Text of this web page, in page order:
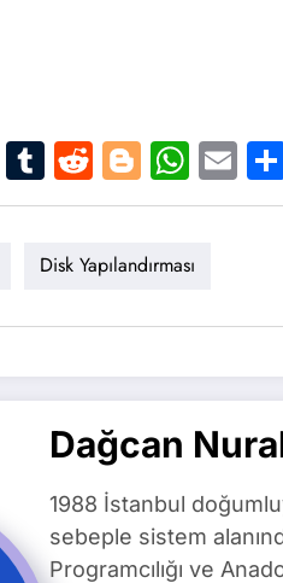
Threads
Tumblr
RedditBlogger
Disk Yapılandırması
Dağcan
1988 İstanbul
sebeple sistem
Programcılığı ve